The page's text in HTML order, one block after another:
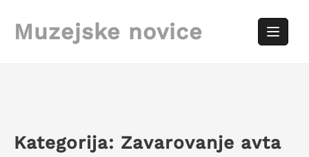
content
Muzejske novice
Kategorija: Zavarovanje avta